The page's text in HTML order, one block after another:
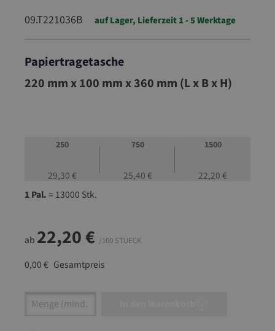
09.T221036B auf Lager, Lieferzeit 1 - 5 Werktage
Papiertragetasche
09.T221036B
220 mm x 100 mm x 360 mm (L x B x H)
250
29,30 €
750
25,40 €
1500
22,20 €
1 Pal.= 13000 Stk.
ab 22,20 € /100 STUECK
0,00 € Gesamtpreis
Artikel Anzahl: Gib den gewünschten Wert